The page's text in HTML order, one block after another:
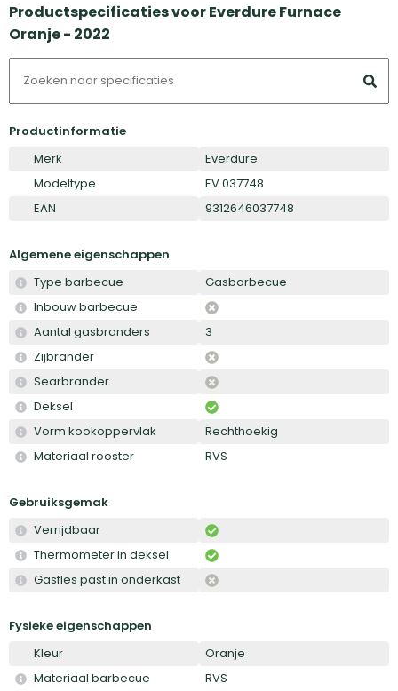
Productspecificaties voor Everdure Furnace
Oranje - 2022
Productinformatie
Merk
Everdure
Modeltype
EV 037748
EAN
9312646037748
Algemene eigenschappen
Type barbecue
Gasbarbecue
Inbouw barbecue
Aantal gasbranders
3
Zijbrander
Searbrander
Deksel
Vorm kookoppervlak
Rechthoekig
Materiaal rooster
RVS
Gebruiksgemak
Verrijdbaar
Thermometer in deksel
Gasfles past in onderkast
Fysieke eigenschappen
Kleur
Oranje
Materiaal barbecue
RVS